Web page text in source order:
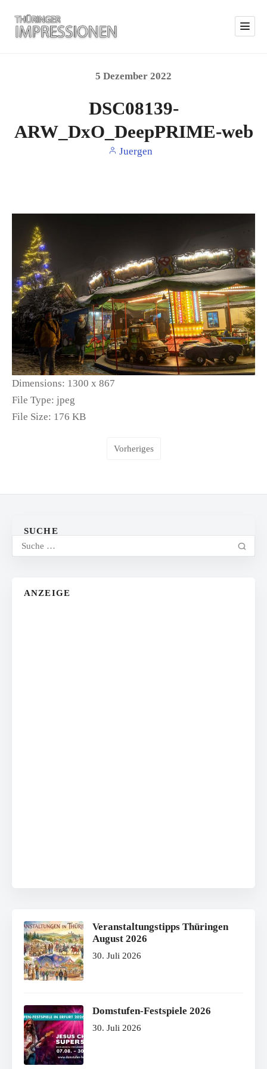
5 Dezember 2022
DSC08139-
ARW_DxO_DeepPRIME-web
Juergen
Dimensions: 1300 x 867
File Type: jpeg
File Size: 176 KB
Vorheriges
SUCHE
ANZEIGE
Veranstaltungstipps Thüringen
August 2026
30. Juli 2026
Domstufen-Festspiele 2026
30. Juli 2026